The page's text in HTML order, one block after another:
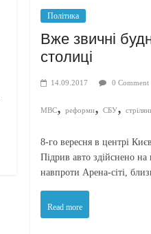
Політика
Вже звичні
столиці
14.09.2017 0 Comment
МВС,реформи,СБУ,
8-го вересня в центрі
Підрив авто здійснено на
навпроти Арена-сіті,
Read more